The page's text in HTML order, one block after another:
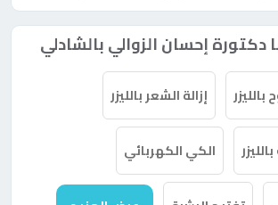
إحسان الزوالي بالشادلي
بالليزر إزالة الشعر بالليزر
الكي الكهربائي